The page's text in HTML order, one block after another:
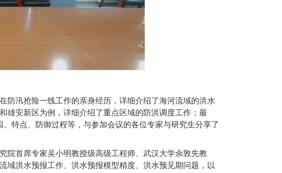
防汛抢险一线工作的亲身经历，详细介绍了海河流域的洪水
雄安新区为例，详细介绍了重点区域的防洪调度工作；最
、特点、防御过程等，与参加会议的各位专家与研究生分享了
院首席专家吴小明教授级高级工程师、武汉大学佘敦先教
域洪水预报工作、洪水预报模型精度、洪水预见期问题，以